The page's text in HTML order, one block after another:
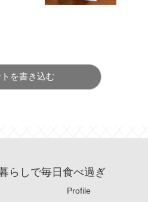
を書き込む
らしで毎日食べ過ぎ
Profile